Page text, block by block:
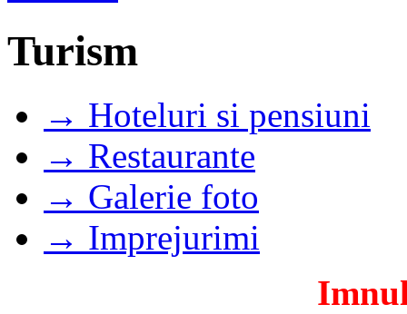
Turism
→ Hoteluri si pensiuni
→ Restaurante
→ Galerie foto
→ Imprejurimi